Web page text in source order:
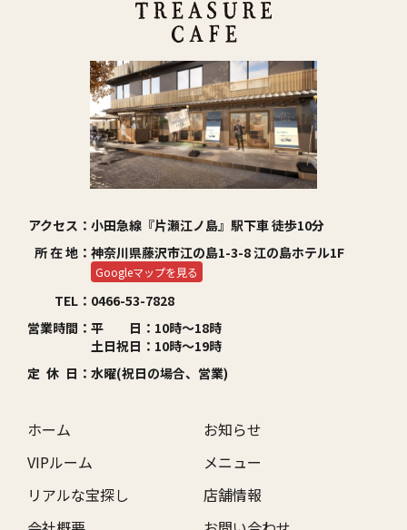
アクセス： 小田急線『片瀬江ノ島』駅下車 徒歩10分
所 在 地： 神奈川県藤沢市江の島1-3-8 江の島ホテル1F
Googleマップを見る
TEL： 0466-53-7828
営業時間： 平 日：10時～18時
土日祝日：10時～19時
定 休 日： 水曜(祝日の場合、営業)
ホーム
お知らせ
VIPルーム
メニュー
リアルな宝探し
店舗情報